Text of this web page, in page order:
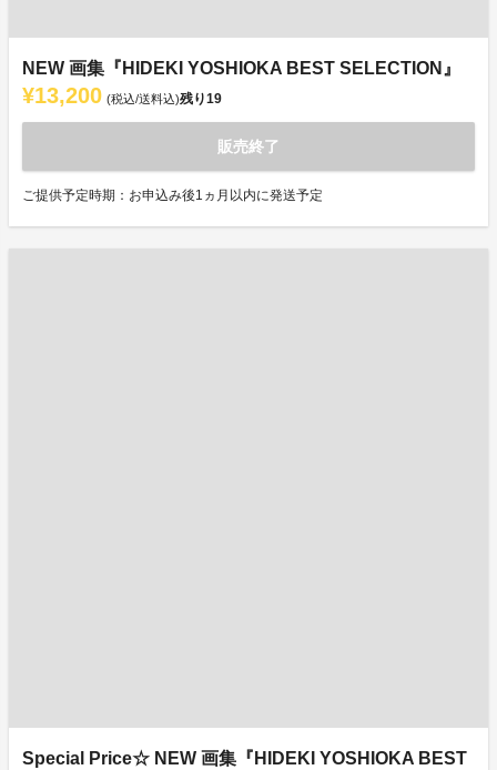
NEW 画集『HIDEKI YOSHIOKA BEST SELECTION』
¥13,200 (税込/送料込)残り19
販売終了
ご提供予定時期：お申込み後1ヵ月以内に発送予定
Special Price☆ NEW 画集『HIDEKI YOSHIOKA BEST